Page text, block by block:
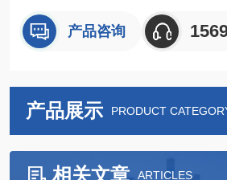
产品咨询
产品展示 PRODUCT
相关文章 ARTICLES